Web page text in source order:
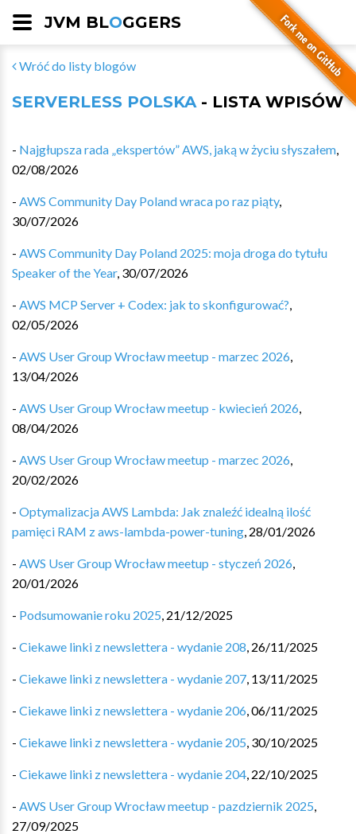
JVM BLOGGERS
Wróć do listy blogów
SERVERLESS POLSKA- LISTA WPISÓW
- Najgłupsza rada „ekspertów” AWS, jaką w życiu słyszałem,
02/08/2026
- AWS Community Day Poland wraca po raz piąty,
30/07/2026
- AWS Community Day Poland 2025: moja droga do tytułu
Speaker of the Year, 30/07/2026
- AWS MCP Server + Codex: jak to skonfigurować?,
02/05/2026
- AWS User Group Wrocław meetup - marzec 2026,
13/04/2026
- AWS User Group Wrocław meetup - kwiecień 2026,
08/04/2026
- AWS User Group Wrocław meetup - marzec 2026,
20/02/2026
- Optymalizacja AWS Lambda: Jak znaleźć idealną ilość
pamięci RAM z aws-lambda-power-tuning, 28/01/2026
- AWS User Group Wrocław meetup - styczeń 2026,
20/01/2026
- Podsumowanie roku 2025, 21/12/2025
- Ciekawe linki z newslettera - wydanie 208, 26/11/2025
- Ciekawe linki z newslettera - wydanie 207, 13/11/2025
- Ciekawe linki z newslettera - wydanie 206,06/11/2025
- Ciekawe linki z newslettera - wydanie 205, 30/10/2025
- Ciekawe linki z newslettera - wydanie 204, 22/10/2025
- AWS User Group Wrocław meetup - pazdziernik 2025,
27/09/2025